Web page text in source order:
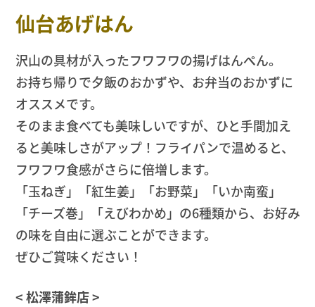
仙台あげはん
沢山の具材が入ったフワフワの揚げはんぺん。
お持ち帰りで夕飯のおかずや、お弁当のおかずに
オススメです。
そのまま食べても美味しいですが、ひと手間加え
ると美味しさがアップ！フライパンで温めると、
フワフワ食感がさらに倍増します。
「玉ねぎ」「紅生姜」「お野菜」「いか南蛮」
「チーズ巻」「えびわかめ」の6種類から、お好み
の味を自由に選ぶことができます。
ぜひご賞味ください！
< 松澤蒲鉾店 >